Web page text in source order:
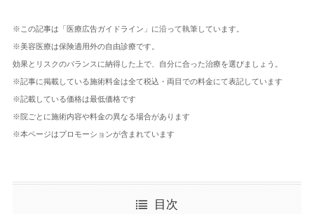
※この記事は「医療広告ガイドライン」に沿って執筆しています。
※美容医療は保険適用外の自由診療です。
効果とリスクのバランスに納得した上で、自分に合った治療を選びましょう。
※記事に掲載している施術料金は全て税込・両目での料金にて表記しています
※記載している価格は最低価格です
※院ごとに施術内容や料金の異なる場合があります
※本ページはプロモーションが含まれています
目次